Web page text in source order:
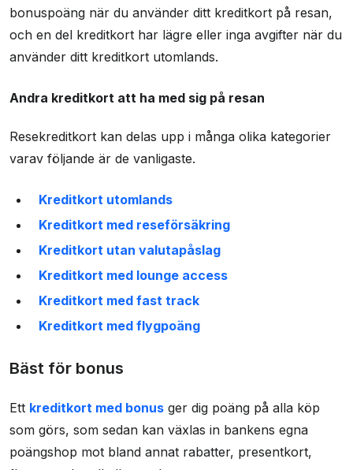
bonuspoäng när du använder ditt kreditkort på resan,
och en del kreditkort har lägre eller inga avgifter när du
använder ditt kreditkort utomlands.
Andra kreditkort att ha med sig på resan
Resekreditkort kan delas upp i många olika kategorier
varav följande är de vanligaste.
Kreditkort utomlands
Kreditkort med reseförsäkring
Kreditkort utan valutapåslag
Kreditkort med lounge access
Kreditkort med fast track
Kreditkort med flygpoäng
Bäst för bonus
Ett kreditkort med bonus ger dig poäng på alla köp
som görs, som sedan kan växlas in bankens egna
poängshop mot bland annat rabatter, presentkort,